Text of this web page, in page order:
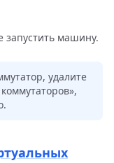
запустить машину.
удалите